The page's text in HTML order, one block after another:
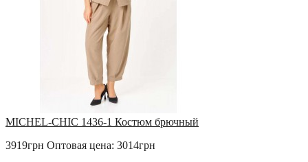
MICHEL-CHIC 1436-1 Костюм брючный
3919грн Оптовая цена: 3014грн